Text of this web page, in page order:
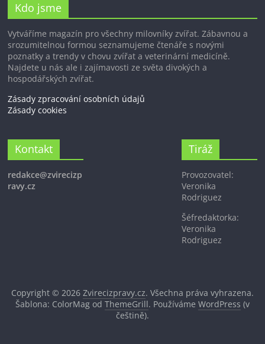
Kdo jsme
Vytváříme magazín pro všechny milovníky zvířat. Zábavnou a
srozumitelnou formou seznamujeme čtenáře s novými
poznatky a trendy v chovu zvířat a veterinární medicíně.
Najdete u nás ale i zajímavosti ze světa divokých a
hospodářských zvířat.
Zásady zpracování osobních údajů
Zásady cookies
Kontakt
redakce@zvirecizp
ravy.cz
Tiráž
Provozovatel:
Veronika
Rodriguez
Šéfredaktorka:
Veronika
Rodriguez
Copyright © 2026 Zvirecizpravy.cz. Všechna práva vyhrazena.
Šablona: ColorMag od ThemeGrill. Používáme WordPress (v
češtině).